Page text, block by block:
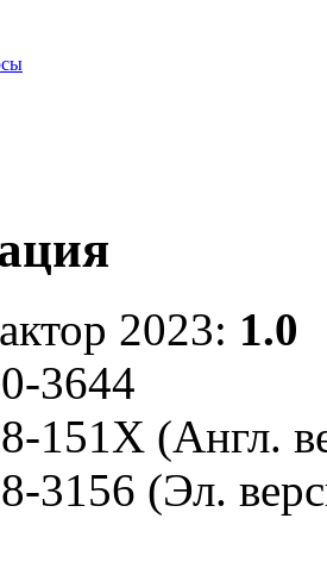
2023: 1.0
3644
151X (Англ.
3156 (Эл.